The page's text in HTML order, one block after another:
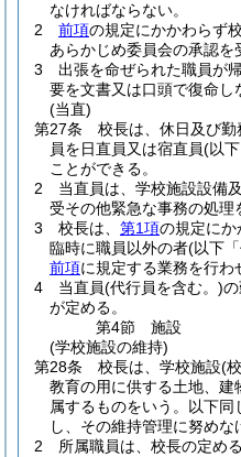
なければならない。
2
前項の規定にかかわらず
あらかじめ委員会の承認を
3
出張を命ぜられた職員が
要を文書又は口頭で復命し
(当直)
第27条
校長は、休日及び
員を日直員又は宿直員(以
ことができる。
2
当直員は、学校施設設備
受その他緊急な事務の処理
3
校長は、 第1項の規定にか
臨時に職員以外の者(以下
前項に規定する業務を行わ
4
当直員(代行員を含む。)
が定める。
第4節
施設
(学校施設の維持)
第28条
校長は、学校施設(
教育の用に供する土地、
属するものをいう。以下同
し、その維持管理に努めな
2
所属職員は、校長の定め